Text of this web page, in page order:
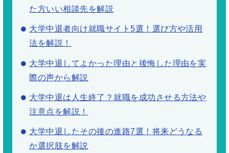
た方いい相談先を解説
大学中退者向け就職サイト5選！選び方や活用
法を解説！
大学中退してよかった理由と後悔した理由を実
際の声から解説
大学中退は人生終了？就職を成功させる方法や
注意点を解説！
大学中退したその後の進路7選！将来どうなる
か選択肢を解説